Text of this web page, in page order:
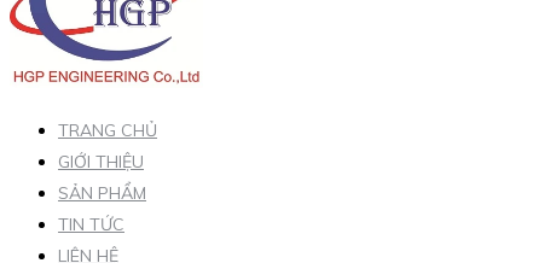
TRANG CHỦ
GIỚI THIỆU
SẢN PHẨM
TIN TỨC
LIÊN HỆ